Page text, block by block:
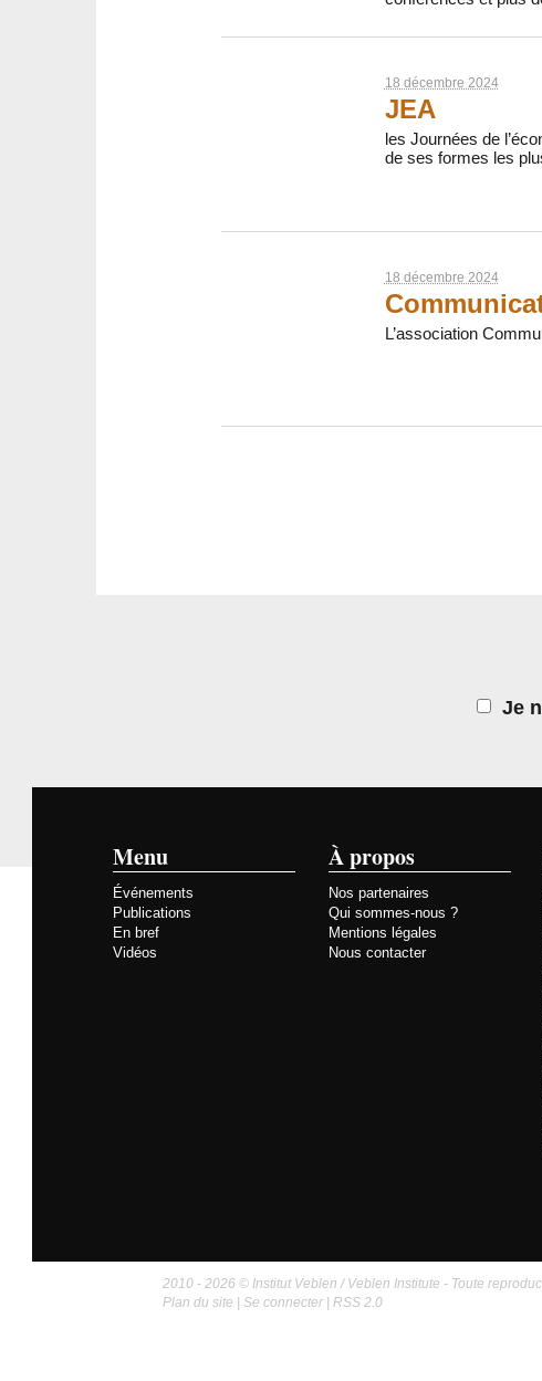
18 décembre 2024
JEA
les Journées de
de ses formes les
18 décembre 2024
L’association
Je
Menu
Événements
Publications
En bref
Vidéos
À propos
Nos partenaires
Qui sommes-nous ?
Mentions légales
Nous contacter
2010 - 2026 © Institut Veblen / Veblen Institute - Toute
Plan du site |Se connecter |RSS 2.0